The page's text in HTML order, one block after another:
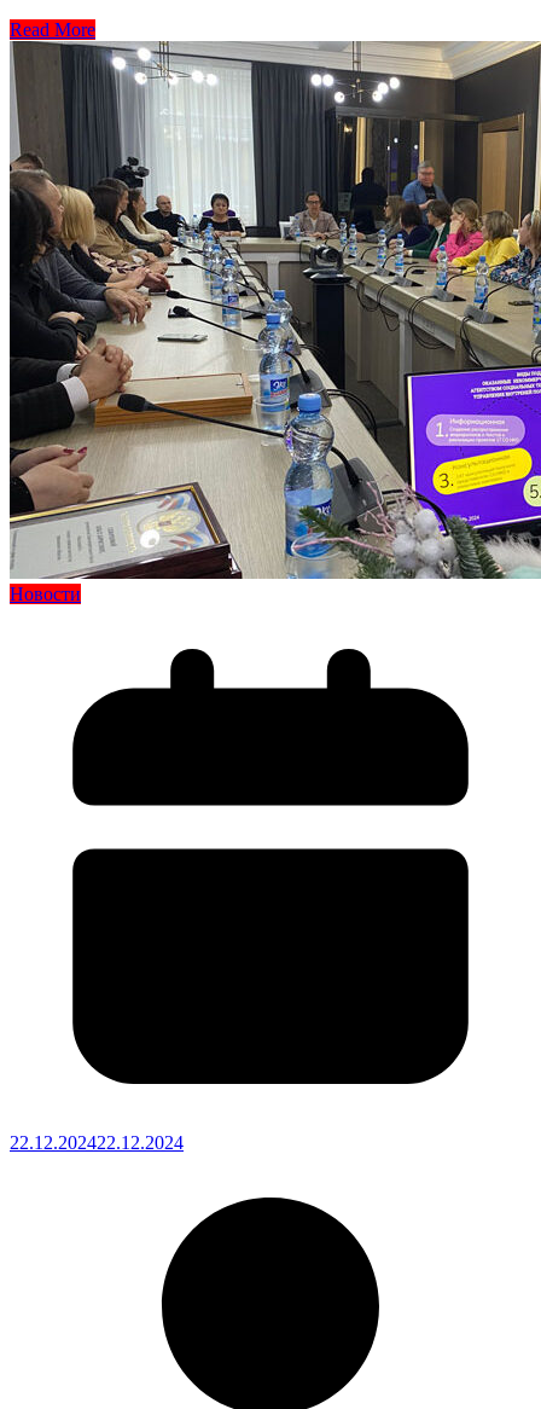
Read More
Новости
22.12.202422.12.2024